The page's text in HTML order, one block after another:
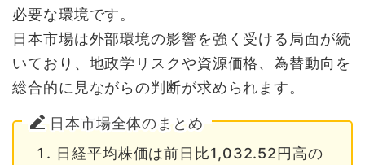
必要な環境です。
日本市場は外部環境の影響を強く受ける局面が続
いており、地政学リスクや資源価格、為替動向を
総合的に見ながらの判断が求められます。
日本市場全体のまとめ
日経平均株価は前日比1,032.52円高の